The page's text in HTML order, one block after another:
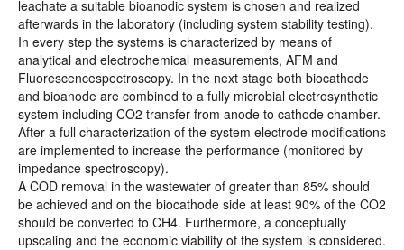
leachate a suitable bioanodic system is chosen and realized
afterwards in the laboratory (including system stability testing).
In every step the systems is characterized by means of
analytical and electrochemical measurements, AFM and
Fluorescencespectroscopy. In the next stage both biocathode
and bioanode are combined to a fully microbial electrosynthetic
system including CO2 transfer from anode to cathode chamber.
After a full characterization of the system electrode modifications
are implemented to increase the performance (monitored by
impedance spectroscopy).
A COD removal in the wastewater of greater than 85% should
be achieved and on the biocathode side at least 90% of the CO2
should be converted to CH4. Furthermore, a conceptually
upscaling and the economic viability of the system is considered.